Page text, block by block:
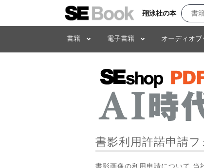
翔泳社の本
書籍 電子書籍 オーディオブ
書影利用許諾申請フ
書影画像の利用申請について 当